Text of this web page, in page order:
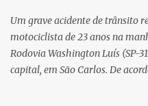
já apresentava antes do furto. O
v...
Um grave acidente de trânsito
motociclista de 23 anos na
Rodovia Washington Luís (SP-
capital, em São Carlos. De